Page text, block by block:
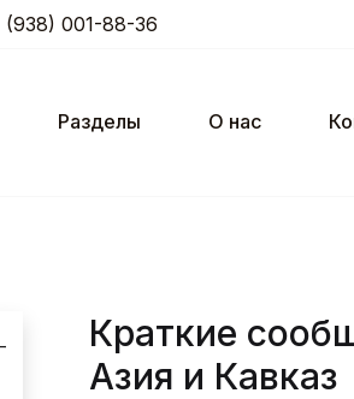
(938) 001-88-36
Разделы О нас
Краткие
Азия и Кавказ